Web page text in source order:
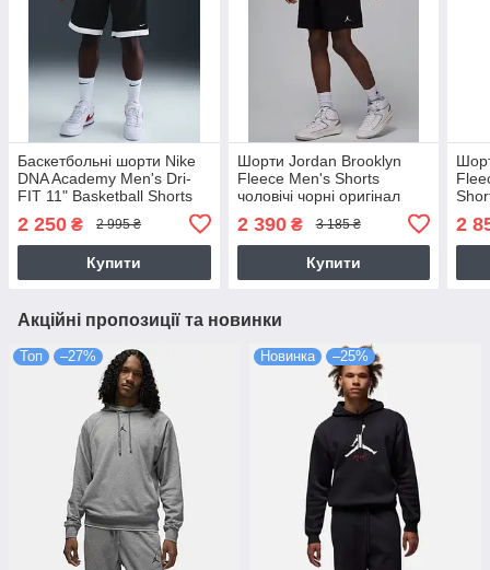
Баскетбольні шорти Nike
DNA Academy Men's Dri-
FIT 11" Basketball Shorts
010)
2 250 ₴ 2 995 ₴
Купити
Шорти Jordan Brooklyn
Fleece Men's Shorts
чоловічі чорні оригінал
2 390₴ 3 185 ₴
Купити
2
Акційні пропозиції та новинки
Топ –27% Новинка –25%